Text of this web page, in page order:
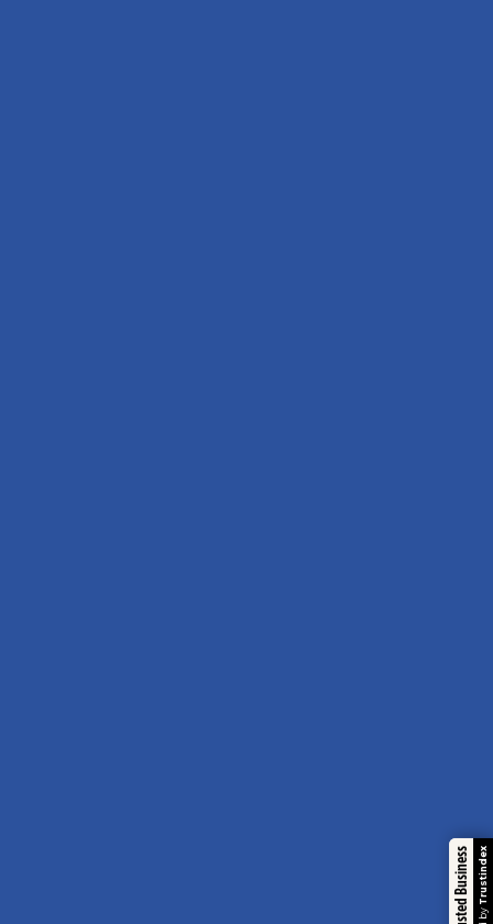
Trusted Business Trustindex